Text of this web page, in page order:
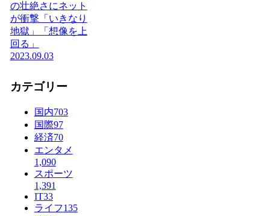
の壮絶さにネット
が衝撃「いきなり
地獄」「想像を上
回る」
2023.09.03
カテゴリー
国内703
国際97
経済70
エンタメ
1,090
スポーツ
1,391
IT33
ライフ135